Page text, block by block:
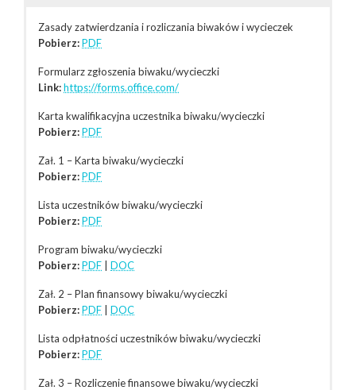
Zasady zatwierdzania i rozliczania biwaków i wycieczek
Pobierz:PDF
Formularz zgłoszenia biwaku/wycieczki
Link:https://forms.office.com/
Karta kwalifikacyjna uczestnika biwaku/wycieczki
Pobierz:PDF
Zał. 1 – Karta biwaku/wycieczki
Pobierz:PDF
Lista uczestników biwaku/wycieczki
Pobierz:PDF
Program biwaku/wycieczki
Pobierz:PDF DOC
Zał. 2 – Plan finansowy biwaku/wycieczki
Pobierz:PDF DOC
Lista odpłatności uczestników biwaku/wycieczki
Pobierz:PDF
Zał. 3 – Rozliczenie finansowe biwaku/wycieczki